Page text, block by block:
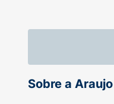
Sobre a Araujo